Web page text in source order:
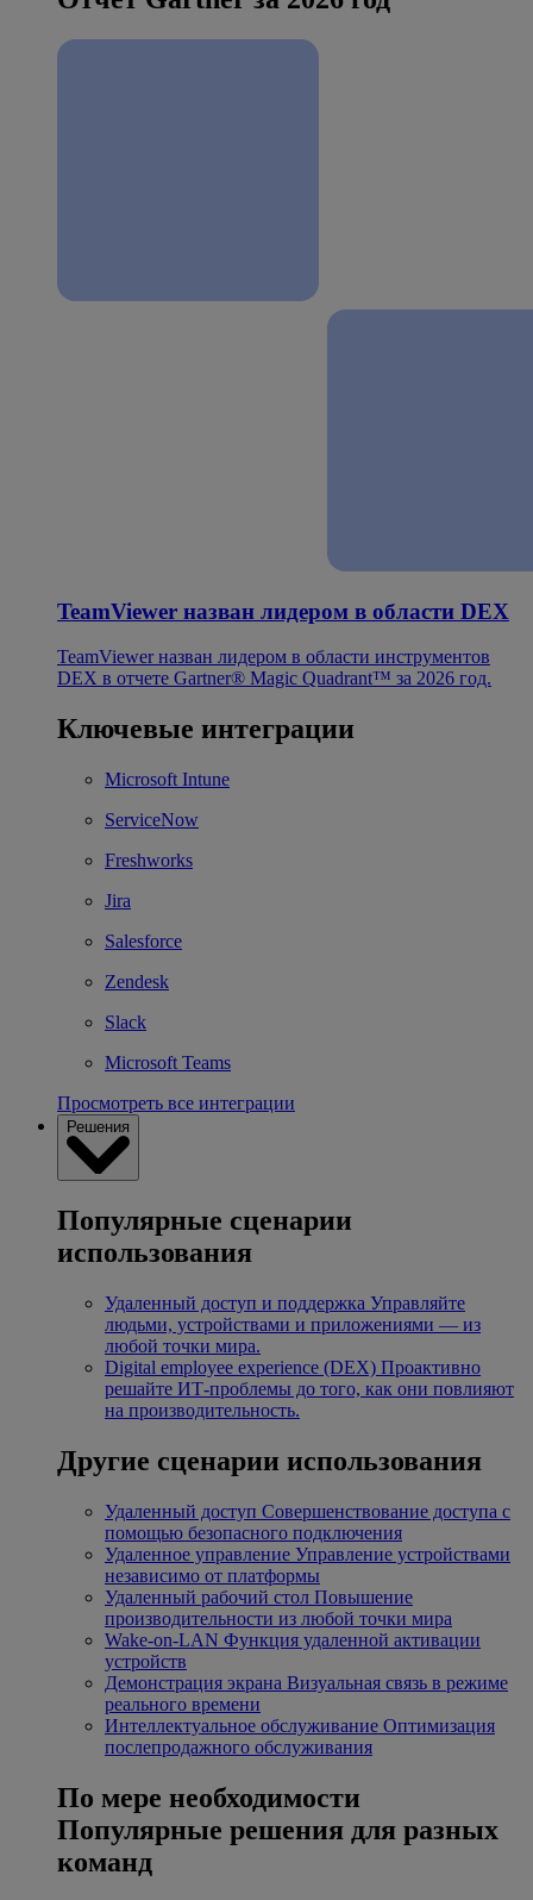
TeamViewer назван лидером в области DEX
TeamViewer назван лидером в области инструментов
DEX в отчете Gartner® Magic Quadrant™ за 2026 год.
Ключевые интеграции
Microsoft Intune
ServiceNow
Freshworks
Jira
Salesforce
Zendesk
Slack
Microsoft Teams
Просмотреть все интеграции
Решения
Популярные сценарии
использования
Удаленный доступ и поддержка Управляйте
людьми, устройствами и приложениями — из
любой точки мира.
Digital employee experience (DEX) Проактивно
решайте ИТ-проблемы до того, как они повлияют
на производительность.
Другие сценарии использования
Удаленный доступ Совершенствование доступа с
помощью безопасного подключения
Удаленное управление Управление устройствами
независимо от платформы
Удаленный рабочий стол Повышение
производительности из любой точки мира
Wake-on-LAN Функция удаленной активации
устройств
Демонстрация экрана Визуальная связь в режиме
реального времени
Интеллектуальное обслуживание Оптимизация
послепродажного обслуживания
По мере необходимости
Популярные решения для разных
команд